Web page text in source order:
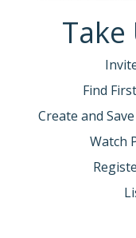
Take
Find
Create and
Watch